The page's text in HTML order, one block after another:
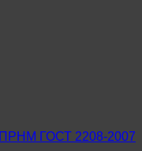
ГОСТ 2208-2007